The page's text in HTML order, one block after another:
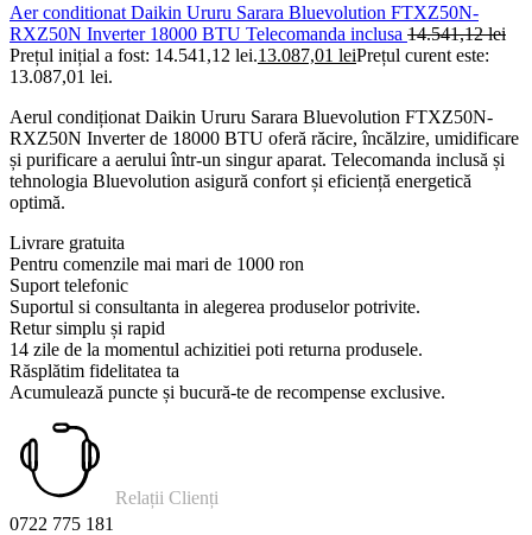
Aer conditionat Daikin Ururu Sarara Bluevolution FTXZ50N-
RXZ50N Inverter 18000 BTU Telecomanda inclusa 14.541,12lei
Prețul inițial a fost: 14.541,12 lei.13.087,01 leiPrețul curent este:
13.087,01 lei.
Aerul condiționat Daikin Ururu Sarara Bluevolution FTXZ50N-
RXZ50N Inverter de 18000 BTU oferă răcire, încălzire, umidificare
și purificare a aerului într-un singur aparat. Telecomanda inclusă și
tehnologia Bluevolution asigură confort și eficiență energetică
optimă.
Livrare gratuita
Pentru comenzile mai mari de 1000 ron
Suport telefonic
Suportul si consultanta in alegerea produselor potrivite.
Retur simplu și rapid
14 zile de la momentul achizitiei poti returna produsele.
Răsplătim fidelitatea ta
Acumulează puncte și bucură-te de recompense exclusive.
Relații Clienți
0722 775 181